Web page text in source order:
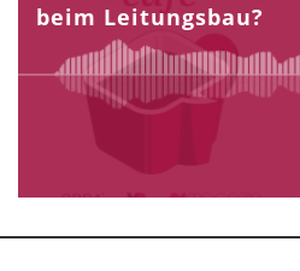
beim Leitungsbau?